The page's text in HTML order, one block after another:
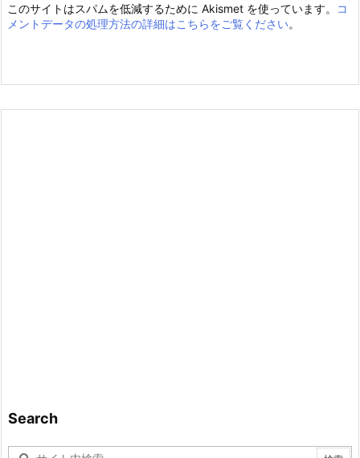
このサイトはスパムを低減するために Akismet を使っています。
コ
メントデータの処理方法の詳細はこちらをご覧ください。
Search